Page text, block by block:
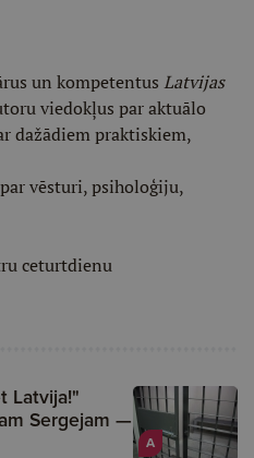
un kompetentus Latvijas
viedokļus par aktuālo
dažādiem praktiskiem,
vēsturi, psiholoģiju,
ceturtdienu
A
Latvija!"
Sergejam —